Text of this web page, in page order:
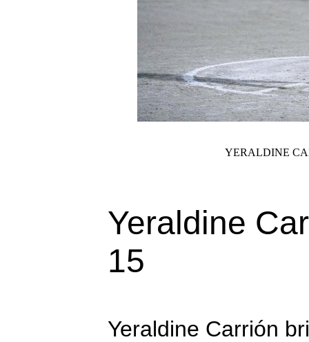
YERALDINE
Yeraldine
15
Yeraldine Carrión